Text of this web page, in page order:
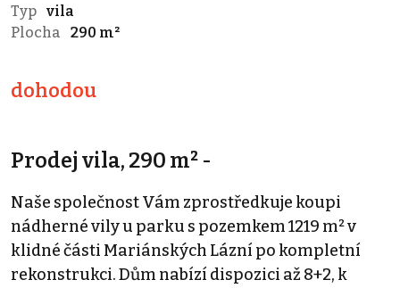
Typ vila
Plocha
290 m²
dohodou
Prodej vila, 290 m² -
Naše společnost Vám zprostředkuje koupi
nádherné vily u parku s pozemkem 1219 m² v
klidné části Mariánských Lázní po kompletní
rekonstrukci. Dům nabízí dispozici až 8+2, k